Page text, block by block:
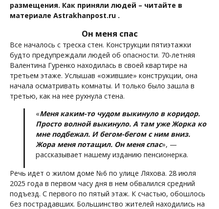
размещения. Как приняли людей – читайте в
материале Astrakhanpost.ru .
Он меня спас
Все началось с треска стен. Конструкции пятиэтажки
будто предупреждали людей об опасности. 70-летняя
Валентина Гуренко находилась в своей квартире на
третьем этаже. Услышав «ожившие» конструкции, она
начала осматривать комнаты. И только было зашла в
третью, как на нее рухнула стена.
«Меня каким-то чудом выкинуло в коридор.
Просто волной выкинуло. А там уже Жорка ко
мне подбежал. И бегом-бегом с ним вниз.
Жора меня потащил. Он меня спас», —
рассказывает нашему изданию пенсионерка.
Речь идет о жилом доме №6 по улице Ляхова. 28 июля
2025 года в первом часу дня в нем обвалился средний
подъезд. С первого по пятый этаж. К счастью, обошлось
без пострадавших. Большинство жителей находились на